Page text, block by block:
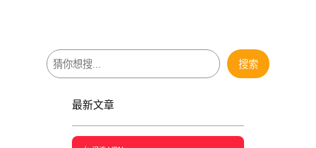
搜
索
搜索
最新文章